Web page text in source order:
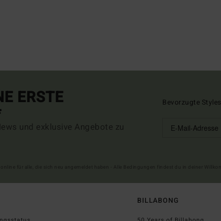
ERSTE
und exklusive Angebote zu
Bevorzugte Styles
BILLABONG